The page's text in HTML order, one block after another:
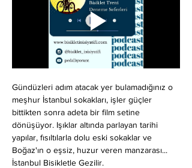
Gündüzleri adım atacak yer bulamadığınız o
meşhur İstanbul sokakları, işler güçler
bittikten sonra adeta bir film setine
dönüşüyor. Işıklar altında parlayan tarihi
yapılar, fısıltılarla dolu eski sokaklar ve
Boğaz'ın o eşsiz, huzur veren manzarası...
İstanbul Bisikletle Gezilir.